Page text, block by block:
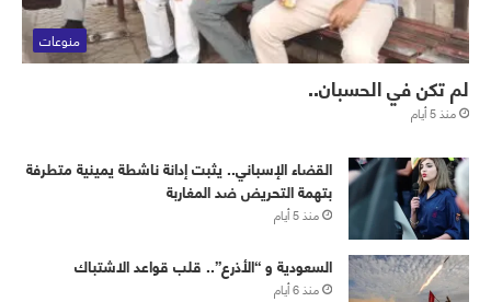
منوعات
لم تكن في الحسبان..
منذ 5 أيام
القضاء الإسباني.. يثبت إدانة ناشطة يمينية متطرفة
بتهمة التحريض ضد المغاربة
منذ 5 أيام
‏⁧‫السعودية‬⁩ و “الأذرع”.. قلب قواعد الاشتباك
منذ 6 أيام